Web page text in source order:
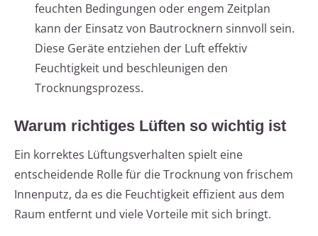
feuchten Bedingungen oder engem Zeitplan
kann der Einsatz von Bautrocknern sinnvoll sein.
Diese Geräte entziehen der Luft effektiv
Feuchtigkeit und beschleunigen den
Trocknungsprozess.
Warum richtiges Lüften so wichtig ist
Ein korrektes Lüftungsverhalten spielt eine
entscheidende Rolle für die Trocknung von frischem
Innenputz, da es die Feuchtigkeit effizient aus dem
Raum entfernt und viele Vorteile mit sich bringt.